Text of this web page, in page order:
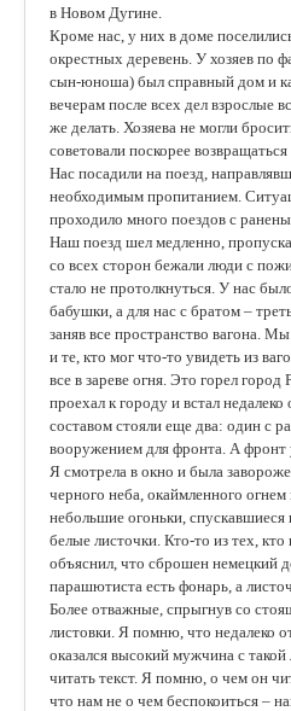
в Новом Дугине.
Кроме нас, у них в доме
окрестных деревень. У хозяев по
сын-юноша) был справный дом и
вечерам после всех дел взрослые
же делать. Хозяева не могли
советовали поскорее
Нас посадили на поезд,
необходимым пропитанием.
проходило много поездов с
Наш поезд шел медленно,
со всех сторон бежали люди с
стало не протолкнуться. У нас
бабушки, а для нас с братом –
заняв все пространство вагона.
и те, кто мог что-то увидеть из
все в зареве огня. Это горел
проехал к городу и встал
составом стояли еще два: один с
вооружением для фронта. А фронт
Я смотрела в окно и была
черного неба, окаймленного
небольшие огоньки, спускавшиеся
белые листочки. Кто-то из тех,
объяснил, что сброшен немецкий
парашютиста есть фонарь, а
Более отважные, спрыгнув со
листовки. Я помню, что недалеко
оказался высокий мужчина с такой
читать текст. Я помню, о чем он
что нам не о чем беспокоиться –